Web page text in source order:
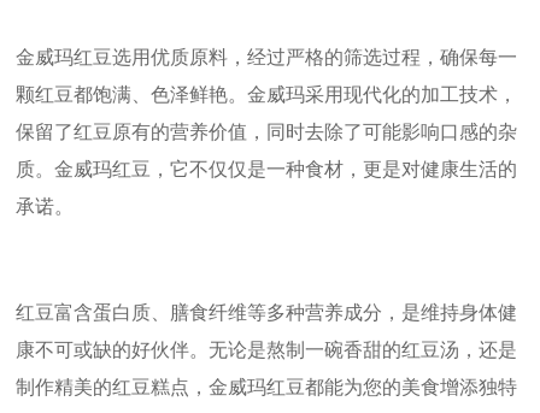
金威玛红豆选用优质原料，经过严格的筛选过程，确保每一
颗红豆都饱满、色泽鲜艳。金威玛采用现代化的加工技术，
保留了红豆原有的营养价值，同时去除了可能影响口感的杂
质。金威玛红豆，它不仅仅是一种食材，更是对健康生活的
承诺。
红豆富含蛋白质、膳食纤维等多种营养成分，是维持身体健
康不可或缺的好伙伴。无论是熬制一碗香甜的红豆汤，还是
制作精美的红豆糕点，金威玛红豆都能为您的美食增添独特